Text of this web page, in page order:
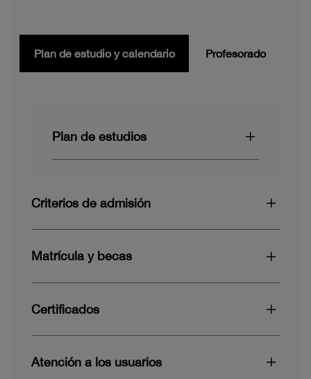
Plan de estudio y calendario Profesorado
Plan de estudios
Criterios de admisión
Matrícula y becas
Certificados
Atención a los usuarios